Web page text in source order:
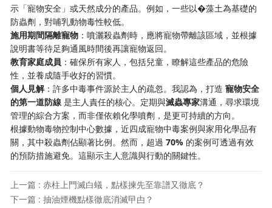
示「寵物安全」或天然成分的產品。例如，一些以�藻土為基礎的
防蟲劑，對哺乳動物毒性較低。
施用期間隔離寵物 ：噴灑殺蟲劑時，應將寵物帶離該區域，並根據
說明書等待足夠通風時間後再讓寵物返回。
教育家庭成員 ：確保所有家人，包括兒童，瞭解這些產品的危險
性，並養成隨手收好的習慣。
個人見解：許多中毒事件源於主人的疏忽。我認為，打造寵物安全
的第一道防線 是主人責任的核心。定期與滅蟲專家溝通，尋求環境
管理的綜合方案，而非僅依賴化學噴劑，是更可持續的方向。
根據動物毒物控制中心數據，近四成寵物中毒案例與家用化學品有
關，其中殺蟲劑佔顯著比例。然而，超過70% 的案例可透過有效
的預防措施避免。這顯示主人意識與行動的關鍵性。
上一篇 : 赤柱上門滅白蟻，點樣揀先至靠譜又徹底？
下一篇 : 抽油煙機點樣徹底消滅曱甴？